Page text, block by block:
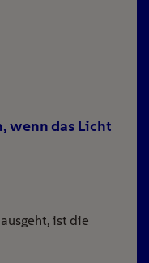
wenn das Licht
ist die